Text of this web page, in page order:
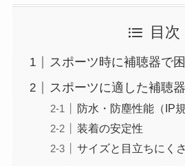
目次
スポーツ時に補聴器で
スポーツに適した補聴
防水・防塵性能（IP規
装着の安定性
サイズと目立ちにくさ